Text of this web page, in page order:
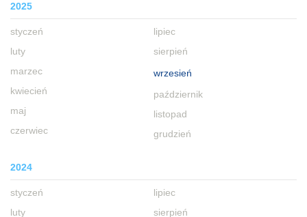
2025
styczeń
luty
marzec
kwiecień
maj
czerwiec
lipiec
sierpień
wrzesień
październik
listopad
grudzień
2024
styczeń
luty
lipiec
sierpień